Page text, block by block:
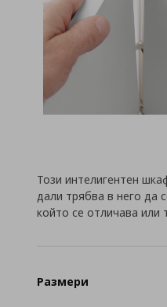
Този интелигентен
дали трябва в него да
който се отличава или
Размери